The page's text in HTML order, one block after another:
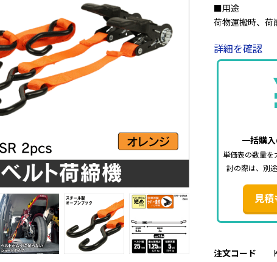
■用途
荷物運搬時、荷
■仕様
・ベルト幅：
・全長：2.3m
・最大使用力
・バックルの
・ベルトカラ
・2本組
・材質
ベルト：ポリ
※べルトが鋭
接触部に当て
詳細を確認
一括購
単価表の数量を
討の際は、別
見
注文コード